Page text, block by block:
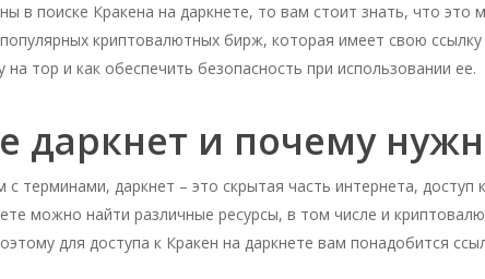
в поиске Кракена на даркнете, то вам стоит знать, что
криптовалютных бирж, которая имеет свою
на тор и как обеспечить безопасность при использовании ее.
даркнет и почему
с терминами, даркнет – это скрытая часть интернета,
можно найти различные ресурсы, в том числе и
для доступа к Кракен на даркнете вам понадобится